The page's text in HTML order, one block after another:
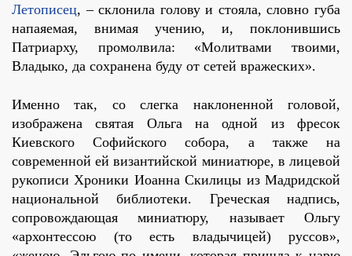
Летописец, – склонила голову и стояла, словно губа
напаяемая, внимая учению, и, поклонившись
Патриарху, промолвила: «Молитвами твоими,
Владыко, да сохранена буду от сетей вражеских».
Именно так, со слегка наклоненной головой,
изображена святая Ольга на одной из фресок
Киевского Софийского собора, а также на
современной ей византийской миниатюре, в лицевой
рукописи Хроники Иоанна Скилицы из Мадридской
национальной библиотеки. Греческая надпись,
сопровождающая миниатюру, называет Ольгу
«архонтессою (то есть владычицей) руссов»,